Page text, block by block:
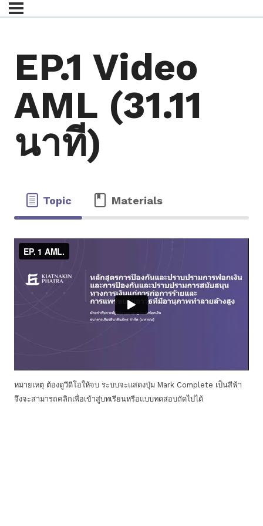
EP.1 Video
AML (31.11
นาที)
Topic Materials
หมายเหตุ ต้องดูวีดีโอให้จบ ระบบจะแสดงปุ่ม Mark Complete เป็นสีฟ้า
จึงจะสามารถคลิกเพื่อเข้าสู่บทเรียนหรือแบบทดสอบถัดไปได้